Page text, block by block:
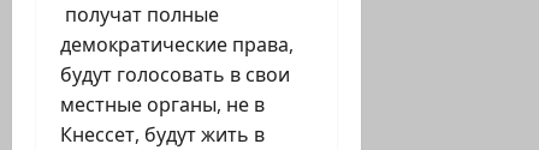
получат полные
демократические права,
будут голосовать в свои
местные органы, не в
Кнессет, будут жить в